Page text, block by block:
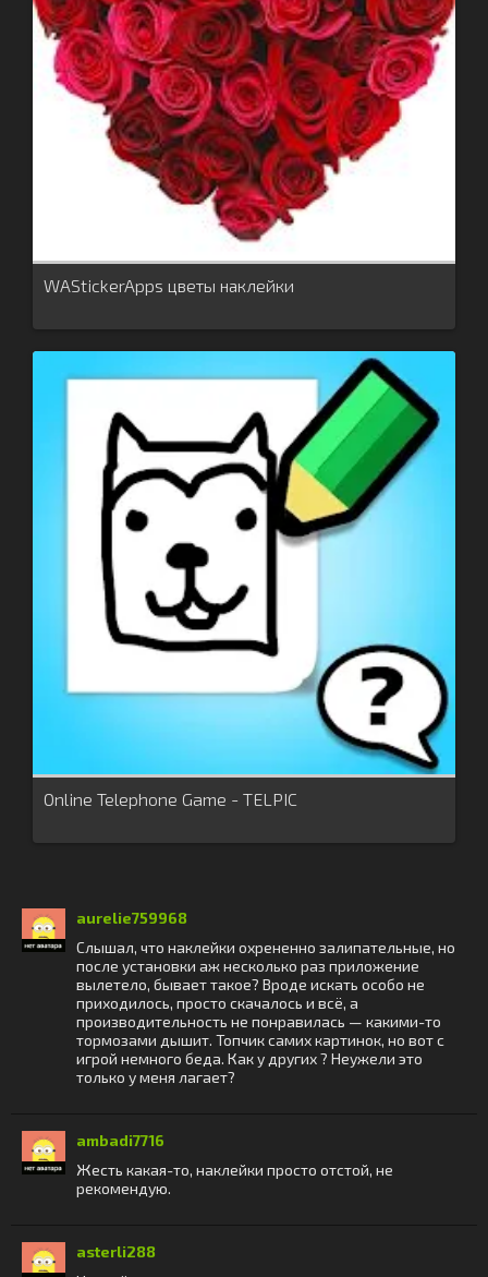
WAStickerApps цветы наклейки
Online Telephone Game - TELPIC
aurelie759968
Слышал, что наклейки охрененно залипательные, но
после установки аж несколько раз приложение
вылетело, бывает такое? Вроде искать особо не
приходилось, просто скачалось и всё, а
производительность не понравилась — какими-то
тормозами дышит. Топчик самих картинок, но вот с
игрой немного беда. Как у других ? Неужели это
только у меня лагает?
ambadi7716
Жесть какая-то, наклейки просто отстой, не
рекомендую.
asterli288